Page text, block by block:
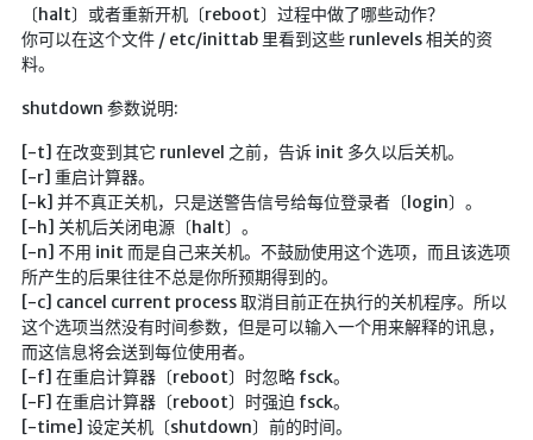
〔halt〕或者重新开机〔reboot〕过程中做了哪些动作？
你可以在这个文件 / etc/inittab 里看到这些 runlevels 相关的资
料。
shutdown 参数说明:
[-t] 在改变到其它 runlevel 之前，告诉 init 多久以后关机。
[-r] 重启计算器。
[-k] 并不真正关机，只是送警告信号给每位登录者〔login〕。
[-h] 关机后关闭电源〔halt〕。
[-n] 不用 init 而是自己来关机。不鼓励使用这个选项，而且该选项
所产生的后果往往不总是你所预期得到的。
[-c] cancel current process 取消目前正在执行的关机程序。所以
这个选项当然没有时间参数，但是可以输入一个用来解释的讯息，
而这信息将会送到每位使用者。
[-f] 在重启计算器〔reboot〕时忽略 fsck。
[-F] 在重启计算器〔reboot〕时强迫 fsck。
[-time] 设定关机〔shutdown〕前的时间。
随便听听
音乐下载
音乐下载备用一
音乐下载备用二
音乐下载备用三
无损音乐下载
mv下载
Beats Per Minute
📕学习